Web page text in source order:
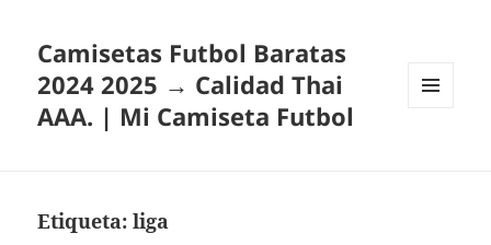
Camisetas Futbol Baratas
2024 2025 → Calidad Thai
AAA. | Mi Camiseta Futbol
Etiqueta:liga